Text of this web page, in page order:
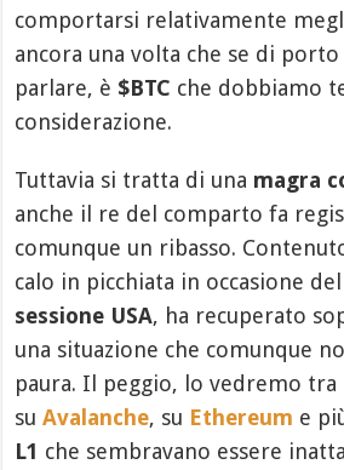
comportarsi relativamente
ancora una volta che se di
parlare, è $BTC che dobbiamo
considerazione.
Tuttavia si tratta di una magra
anche il re del comparto fa
comunque un ribasso.
calo in picchiata in occasione
sessione USA, ha recuperato
una situazione che comunque
paura. Il peggio, lo vedremo tra
suAvalanche, su Ethereum e
L1 che sembravano essere